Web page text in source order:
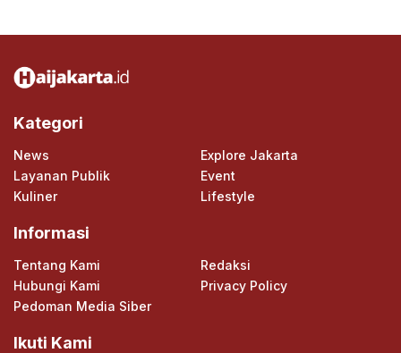
Kategori
News
Explore Jakarta
Layanan Publik
Event
Kuliner
Lifestyle
Informasi
Tentang Kami
Redaksi
Hubungi Kami
Privacy Policy
Pedoman Media Siber
Ikuti Kami